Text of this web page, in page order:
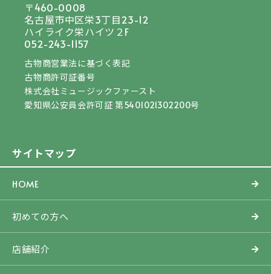
サイトマップ
HOME
初めての方へ
店舗紹介
〒460-0008
名古屋市中区栄3丁目23-12
ハイライク栄ハイツ２F
052-243-1157
古物商営業法に基づく表記
古物商許可証番号
株式会社ミュージックファースト
愛知県公安員会許可証 第5401021302200号